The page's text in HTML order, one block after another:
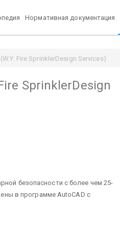
Нормативная документация
Fire SprinklerDesign Services)
SprinklerDesign
безопасности с более чем 25-
в программе AutoCAD с